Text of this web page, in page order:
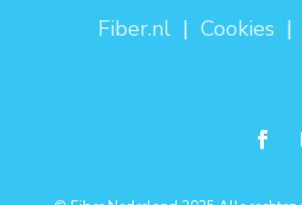
Fiber.nl |Cookies